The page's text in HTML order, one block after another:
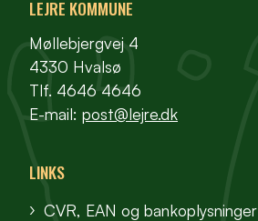
LEJRE KOMMUNE
Møllebjergvej 4
4330 Hvalsø
Tlf. 4646 4646
E-mail: post@lejre.dk
LINKS
CVR, EAN og bankoplysninger